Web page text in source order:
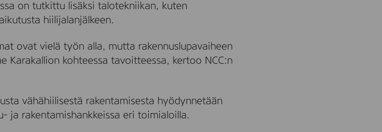
on tutkittu lisäksi talotekniikan, kuten
hiilijalanjälkeen.
ovat vielä työn alla, mutta rakennuslupavaiheen
Karakallion kohteessa tavoitteessa, kertoo NCC:n
vähähiilisestä rakentamisesta hyödynnetään
ja rakentamishankkeissa eri toimialoilla.